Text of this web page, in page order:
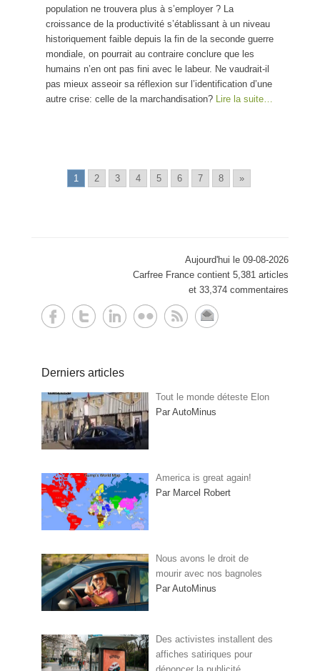
population ne trouvera plus à s’employer ? La
croissance de la productivité s’établissant à un niveau
historiquement faible depuis la fin de la seconde guerre
mondiale, on pourrait au contraire conclure que les
humains n’en ont pas fini avec le labeur. Ne vaudrait-il
pas mieux asseoir sa réflexion sur l’identification d’une
autre crise: celle de la marchandisation? Lire la suite…
1 2 3 4 5 6 7 8 »
Aujourd'hui le 09-08-2026
Carfree France contient 5,381 articles
et 33,374 commentaires
Derniers articles
Tout le monde déteste Elon
Par AutoMinus
America is great again!
Par Marcel Robert
Nous avons le droit de
mourir avec nos bagnoles
Par AutoMinus
Des activistes installent des
affiches satiriques pour